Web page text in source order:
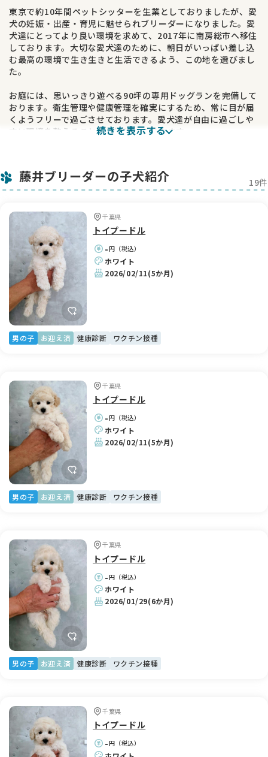
東京で約10年間ペットシッターを生業としておりましたが、愛
犬の妊娠・出産・育児に魅せられブリーダーになりました。愛
犬達にとってより良い環境を求めて、2017年に南房総市へ移住
しております。大切な愛犬達のために、朝日がいっぱい差し込
む最高の環境で生き生きと生活できるよう、この地を選びまし
た。
お庭には、思いっきり遊べる90坪の専用ドッグランを完備して
おります。衛生管理や健康管理を確実にするため、常に目が届
くようフリーで過ごさせております。愛犬達が自由に過ごしや
すい環境を整えることを大切にしております。
がら、兄弟達と社会化期を過ごします。新しいご家族の元へ巣
立つまで、できる限りのケアを惜しまず大切に育てておりま
す。
血統ともに、ホワイトの毛色に自信があります。見た目の美し
さだけでなく、心も身体も健康であることを大切に育てており
ます。
我が家で産まれた子犬達は、断尾をしない自然のままの尻尾で
す。
飼い主様へ
当犬舎では、一般家庭で大切にしていただける方をお待ちして
おります。
見学は生後40日以降から可能です。事前にご予約のうえ、実際
せていただいております。生涯のパートナーですので、よく検
討されてからお迎えを決めていただきたいと思っております。
ワクチン未接種の子犬がおりますので、他の犬舎やペットショ
ップ、動物の展示施設へ寄ってからのご訪問は固くお断りして
おります。電車や高速バスでお越しの場合は、館山駅または枇
杷倶楽部まで送迎いたします。
生後60日前後、1回目のワクチン接種と健康診断を終えてから
のお引渡しとなります。子犬の負担を考え手渡しを希望してお
りますが、空輸でも対応させていただきます。ご相談のうえ、
子犬の価格には、1回目のワクチン接種、健康診断書、キャリ
ーケース、フード、おもちゃ、血統書または出生証明書が含ま
れます。お迎えまでに準備する物や子犬の説明、生命保証の契
約書もあらかじめご用意しております。巣立った後も交流を大
切にしておりますので、アドバイスやご相談はいつでも承りま
す。
続きを表示する
藤井ブリーダーの子犬紹介 19件
千葉県
トイプードル
-円（税込）
ホワイト
2026/02/11(5か月)
男の子 お迎え済 健康診断 ワクチン接種
千葉県
トイプードル
-円（税込）
ホワイト
2026/02/11(5か月)
男の子 お迎え済 健康診断 ワクチン接種
千葉県
トイプードル
-円（税込）
ホワイト
2026/01/29(6か月)
男の子 お迎え済 健康診断 ワクチン接種
千葉県
トイプードル
-円（税込）